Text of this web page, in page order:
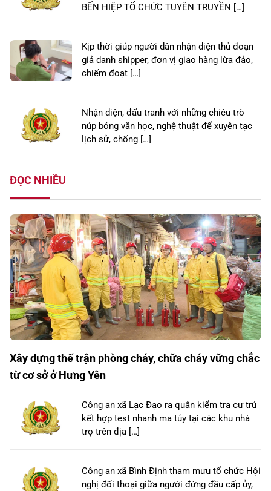
BẾN HIỆP TỔ CHỨC TUYÊN TRUYỀN […]
Kịp thời giúp người dân nhận diện thủ đoạn
giả danh shipper, đơn vị giao hàng lừa đảo,
chiếm đoạt […]
Nhận diện, đấu tranh với những chiêu trò
núp bóng văn học, nghệ thuật để xuyên tạc
lịch sử, chống […]
ĐỌC NHIỀU
Xây dựng thế trận phòng cháy, chữa cháy vững chắc
từ cơ sở ở Hưng Yên
Công an xã Lạc Đạo ra quân kiểm tra cư trú
kết hợp test nhanh ma túy tại các khu nhà
trọ trên địa […]
Công an xã Bình Định tham mưu tổ chức Hội
nghị đối thoại giữa người đứng đầu cấp ủy,